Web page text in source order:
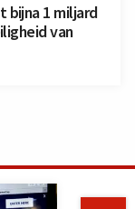
1 miljard
van